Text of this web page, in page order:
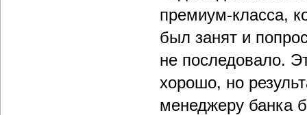
премиум-класса,
был занят и
не последовало.
хорошо, но
менеджеру банка